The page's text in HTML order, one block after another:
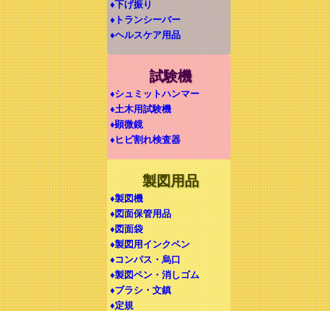
♦下げ振り
♦トランシーバー
♦ヘルスケア用品
試験機
♦シュミットハンマー
♦土木用試験機
♦顕微鏡
♦ヒビ割れ検査器
製図用品
♦製図機
♦図面保管用品
♦図面袋
♦製図用インクペン
♦コンパス・烏口
♦製図ペン・消しゴム
♦ブラシ・文鎮
♦定規